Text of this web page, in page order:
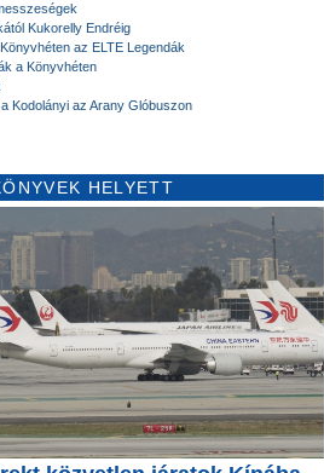
Kukorelly Endréig
az ELTE Legendák
a Könyvhéten
Kodolányi az Arany Glóbuszon
HELYETT